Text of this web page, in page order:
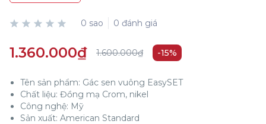
0 sao 0 đánh giá
1.360.000₫ 1.600.000₫ -15%
Tên sản phẩm: Gác sen vuông EasySET
Chất liệu: Đồng mạ Crom, nikel
Công nghệ: Mỹ
Sản xuất: American Standard